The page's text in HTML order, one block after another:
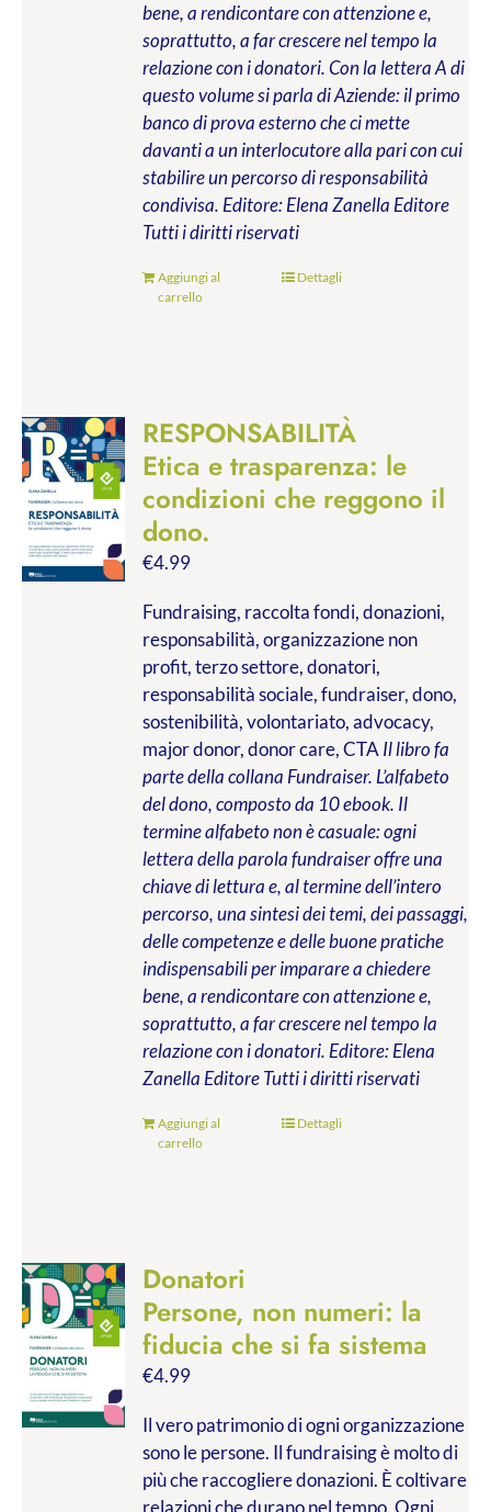
bene, a rendicontare con attenzione e,
soprattutto, a far crescere nel tempo la
relazione con i donatori. Con la lettera A di
questo volume si parla di Aziende: il primo
banco di prova esterno che ci mette
davanti a un interlocutore alla pari con cui
stabilire un percorso di responsabilità
condivisa. Editore: Elena Zanella Editore
Tutti i diritti riservati
Aggiungi al
carrello
Dettagli
RESPONSABILITÀ
Etica e trasparenza: le
condizioni che reggono il
dono.
€4.99
Fundraising, raccolta fondi, donazioni,
responsabilità, organizzazione non
profit, terzo settore, donatori,
responsabilità sociale, fundraiser, dono,
sostenibilità, volontariato, advocacy,
major donor, donor care, CTA Il libro fa
parte della collana Fundraiser. L’alfabeto
del dono, composto da 10 ebook. Il
termine alfabeto non è casuale: ogni
lettera della parola fundraiser offre una
chiave di lettura e, al termine dell’intero
percorso, una sintesi dei temi, dei passaggi,
delle competenze e delle buone pratiche
indispensabili per imparare a chiedere
bene, a rendicontare con attenzione e,
soprattutto, a far crescere nel tempo la
relazione con i donatori. Editore: Elena
Zanella EditoreTutti i diritti riservati
Aggiungi al
carrello
Dettagli
Donatori
Persone, non numeri: la
fiducia che si fa sistema
€4.99
Il vero patrimonio di ogni organizzazione
sono le persone. Il fundraising è molto di
più che raccogliere donazioni. È coltivare
relazioni che durano nel tempo. Ogni